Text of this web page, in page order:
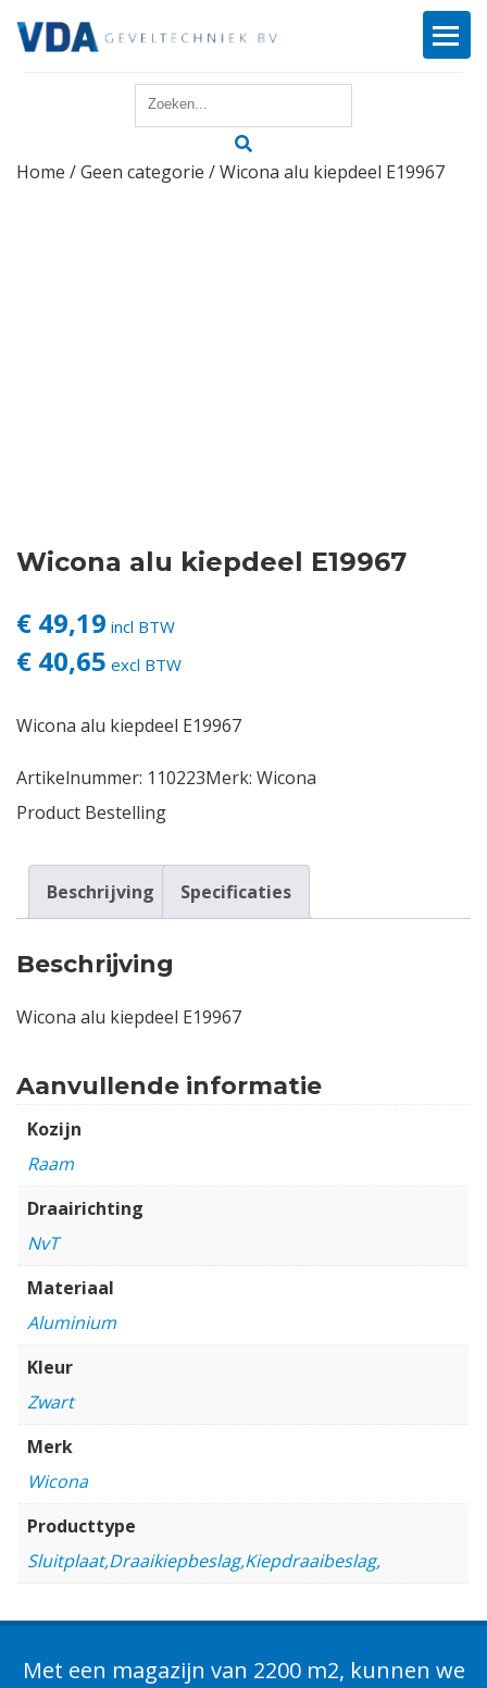
Reparatie
Vacatures
Home /Geen categorie / Wicona alu kiepdeel E19967
Wicona alu kiepdeel E19967
€ 49,19 incl BTW
€ 40,65 excl BTW
Wicona alu kiepdeel E19967
Artikelnummer: 110223Merk: Wicona
Product Bestelling
Beschrijving Specificaties
Beschrijving
Wicona alu kiepdeel E19967
Aanvullende informatie
Kozijn
Raam
Draairichting
NvT
Materiaal
Aluminium
Kleur
Zwart
Merk
Wicona
Producttype
Sluitplaat,Draaikiepbeslag,Kiepdraaibeslag,
Met een magazijn van 2200 m2, kunnen we